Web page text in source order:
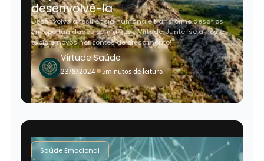
desenvolvê-la
Desenvolva a resiliência humana e transforme desafios
em oportunidades com a Rede Virtude. Junte-se a nós e
explore novos horizontes de crescimento!
Virtude Saúde
23/8/2024•5minutos de leitura
Saúde Emocional